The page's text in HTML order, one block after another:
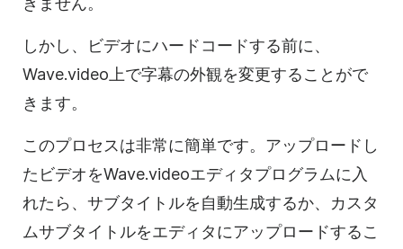
しかし、ビデオにハードコードする前に、
Wave.video上で字幕の外観を変更することがで
きます。
このプロセスは非常に簡単です。アップロードし
たビデオをWave.videoエディタプログラムに入
れたら、サブタイトルを自動生成するか、カスタ
ムサブタイトルをエディタにアップロードするこ